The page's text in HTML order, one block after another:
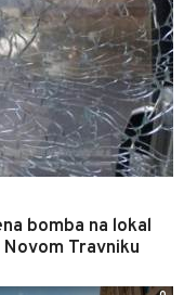
bomba na lokal
Travniku